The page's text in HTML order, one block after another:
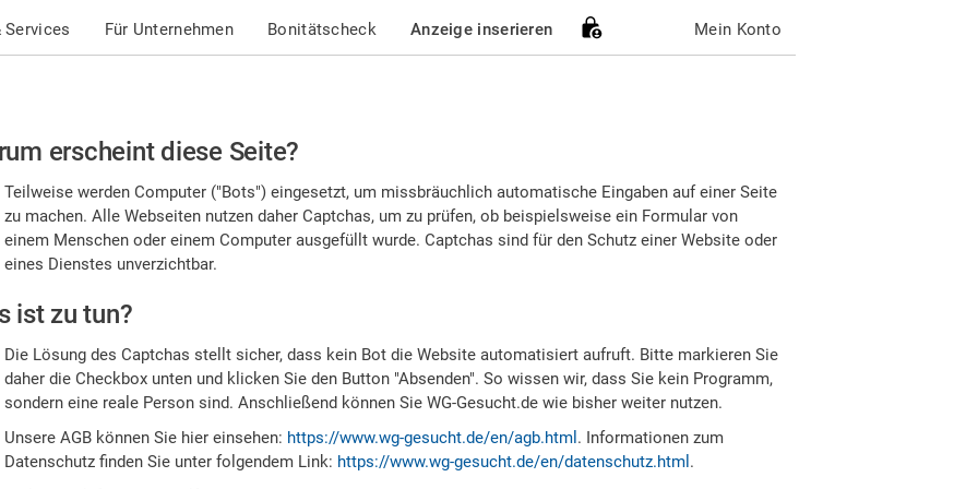
Services Für Unternehmen Bonitätscheck Anzeige inserieren Mein Konto
erscheint diese Seite?
Teilweise werden Computer ("Bots") eingesetzt, um missbräuchlich automatische Eingaben auf einer Seite
zu machen. Alle Webseiten nutzen daher Captchas, um zu prüfen, ob beispielsweise ein Formular von
einem Menschen oder einem Computer ausgefüllt wurde. Captchas sind für den Schutz einer Website oder
eines Dienstes unverzichtbar.
ist zu tun?
Die Lösung des Captchas stellt sicher, dass kein Bot die Website automatisiert aufruft. Bitte markieren Sie
daher die Checkbox unten und klicken Sie den Button "Absenden". So wissen wir, dass Sie kein Programm,
sondern eine reale Person sind. Anschließend können Sie WG-Gesucht.de wie bisher weiter nutzen.
Unsere AGB können Sie hier einsehen: https://www.wg-gesucht.de/en/agb.html . Informationen zum
Datenschutz finden Sie unter folgendem Link: https://www.wg-gesucht.de/en/datenschutz.html .